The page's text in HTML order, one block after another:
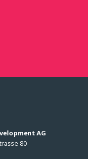
AG
80